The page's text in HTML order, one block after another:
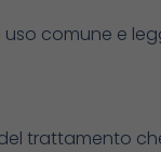
comune e
trattamento